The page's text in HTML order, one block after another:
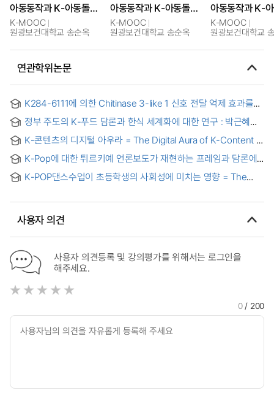
아동동작과 K-아동돌봄교육
K-MOOC
원광보건대학교 송순옥
아동동작과 K-아동돌봄교육
K-MOOC
원광보건대학교 송순옥
K-MOOC
원광보건대학교
연관학위논문
K284-6111에 의한 Chitinase 3-like 1 신호 전달 억제 효과를
통한 암 세포 성장 저해 효과
정부 주도의 K-푸드 담론과 한식 세계화에 대한 연구 : 박근혜
정부와 문재인 정부를 중심으로 = A study on the
government-led K-Food discourse and the globalization of
Korean cuisine : Focused on the Park Geun-hye
administration and the Moon Jae-in administration
K-콘텐츠의 디지털 아우라 = The Digital Aura of K-Content
K-Pop에 대한 튀르키예 언론보도가 재현하는 프레임과 담론에
관한 연구 : 튀르키예 K-Pop 팬덤을 중심으로 = A Study on
Frames and Discourses Represented in Turkish Media
K-POP댄스수업이 초등학생의 사회성에 미치는 영향 = The
Elementary School Students
사용자 의견
사용자 의견등록 및 강의평가를 위해서는 로그인을
해주세요.
0/ 200